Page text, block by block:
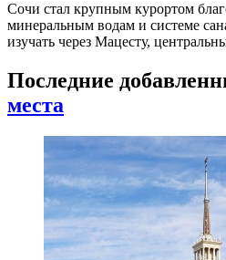
Сочи стал крупным курортом
минеральным водам и системе
изучать через Мацесту,
Последние
места